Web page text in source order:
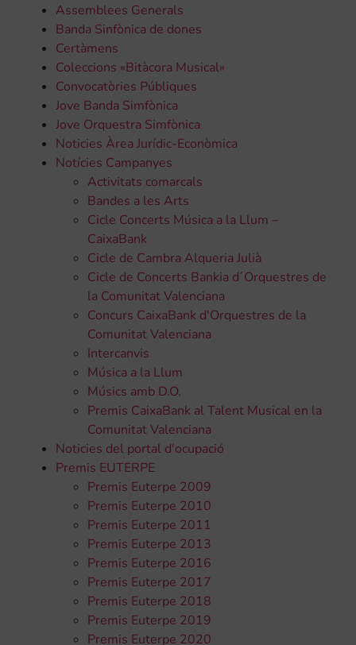
Assemblees Generals
Banda Sinfònica de dones
Certàmens
Coleccions «Bitàcora Musical»
Convocatòries Públiques
Jove Banda Simfònica
Jove Orquestra Simfònica
Noticies Àrea Jurídic-Econòmica
Notícies Campanyes
Activitats comarcals
Bandes a les Arts
Cicle Concerts Música a la Llum –
CaixaBank
Cicle de Cambra Alqueria Julià
Cicle de Concerts Bankia d´Orquestres de
la Comunitat Valenciana
Concurs CaixaBank d'Orquestres de la
Comunitat Valenciana
Intercanvis
Música a la Llum
Músics amb D.O.
Premis CaixaBank al Talent Musical en la
Comunitat Valenciana
Noticies del portal d'ocupació
Premis EUTERPE
Premis Euterpe 2009
Premis Euterpe 2010
Premis Euterpe 2011
Premis Euterpe 2013
Premis Euterpe 2016
Premis Euterpe 2017
Premis Euterpe 2018
Premis Euterpe 2019
Premis Euterpe 2020